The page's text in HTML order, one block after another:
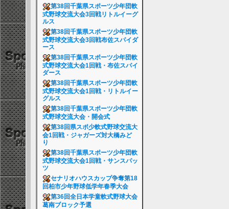
第38回千葉県スポーツ少年団軟
式野球交流大会3回戦リトルイーグ
ルス
第38回千葉県スポーツ少年団軟
式野球交流大会3回戦布佐スパイダ
ース
第38回千葉県スポーツ少年団軟
式野球交流大会1回戦・布佐スパイ
ダース
第38回千葉県スポーツ少年団軟
式野球交流大会1回戦・リトルイー
グルス
第38回千葉県スポーツ少年団軟
式野球交流大会・開会式
第38回県スポ少軟式野球交流大
会1回戦・ジャガーズ対大橋みど
り
第38回千葉県スポーツ少年団軟
式野球交流大会1回戦・サンスパッ
ツ
セナリオハウスカップ争奪第18
回柏市少年野球低学年春季大会
第36回全日本学童軟式野球大会
葛南ブロック予選